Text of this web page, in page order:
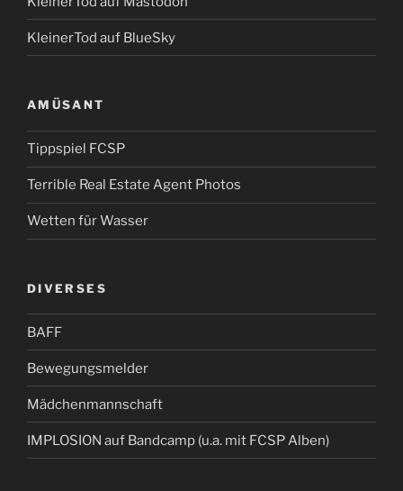
KleinerTod auf BlueSky
AMÜSANT
Tippspiel FCSP
Terrible Real Estate Agent Photos
Wetten für Wasser
DIVERSES
BAFF
Bewegungsmelder
Mädchenmannschaft
IMPLOSION auf Bandcamp (u.a. mit FCSP Alben)